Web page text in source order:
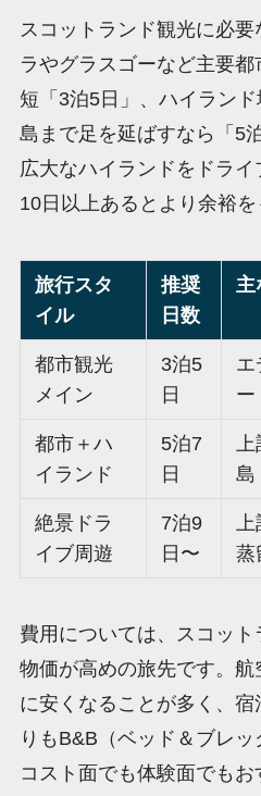
スコットランド観光に必
ラやグラスゴーなど主要
短「3泊5日」、ハイラン
島まで足を延ばすなら「5
広大なハイランドをドラ
10日以上あるとより余裕を
旅行スタ
イル
推奨
日数
主
都市観光
メイン
3泊5
日
エ
ー
都市＋ハ
イランド
5泊7
日
島
絶景ドラ
イブ周遊
7泊9
日〜
蒸
費用については、スコッ
物価が高めの旅先です。
に安くなることが多く、宿
りもB&B（ベッド＆ブレ
コスト面でも体験面でも